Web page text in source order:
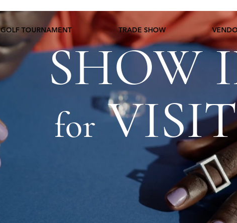
GOLF TOURNAMENT TRADE SHOW
SHOW
for